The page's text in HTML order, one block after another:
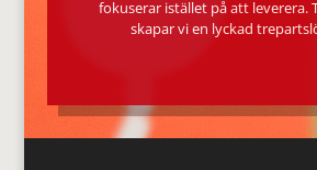
fokuserar istället på att leverera.
skapar vi en lyckad